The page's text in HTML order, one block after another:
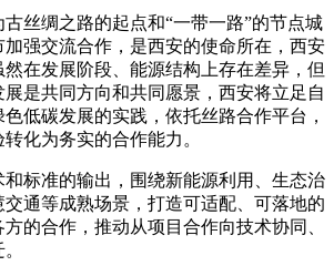
绸之路的起点和“一带一路”的节点城
强交流合作，是西安的使命所在，西安
在发展阶段、能源结构上存在差异，但
是共同方向和共同愿景，西安将立足自
低碳发展的实践，依托丝路合作平台，
化为务实的合作能力。
准的输出，围绕新能源利用、生态治
通等成熟场景，打造可适配、可落地的
的合作，推动从项目合作向技术协同、